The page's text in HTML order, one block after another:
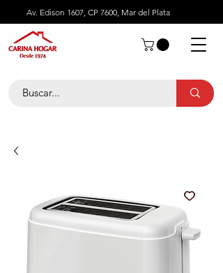
Av. Edison 1607, CP 7600, Mar del Plata